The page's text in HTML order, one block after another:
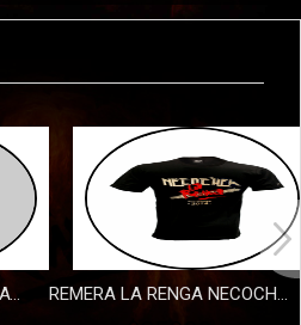
REMERA LA RENGA GIRA LATINOAMERICANA 2025 REMERA LA RENGA NECOCHEA 2